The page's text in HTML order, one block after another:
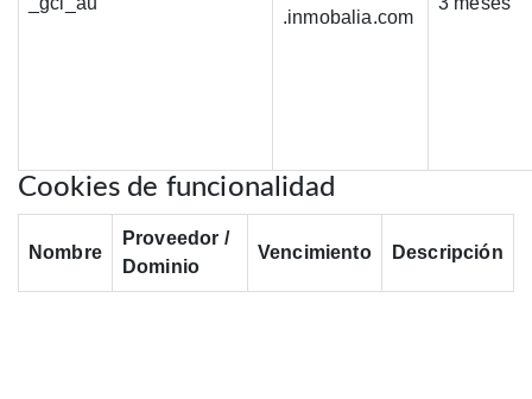
.inmobalia.com
Cookies de funcionalidad
Nombre
Proveedor /
Dominio
Vencimiento Descripción